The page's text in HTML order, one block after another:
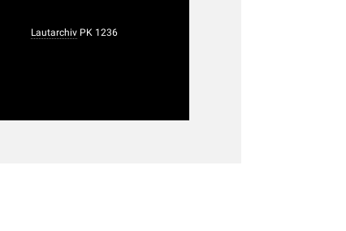
Lautarchiv PK 1236